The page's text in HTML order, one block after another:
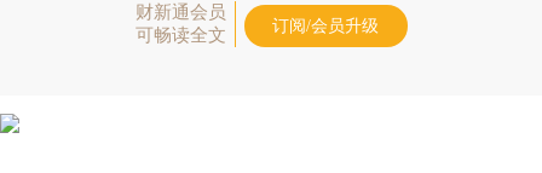
财新通会员
可畅读全文
订阅/会员升级